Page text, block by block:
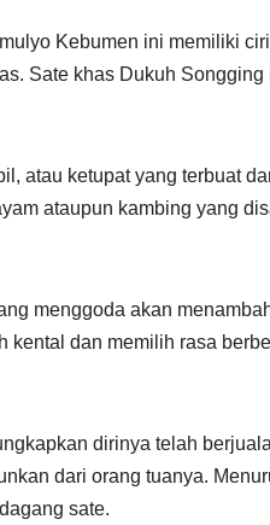
Kebumen ini memiliki
Sate khas Dukuh
atau ketupat yang terbuat
ataupun kambing yang
menggoda akan
kental dan memilih rasa
dirinya telah
dari orang tuanya.
sate.